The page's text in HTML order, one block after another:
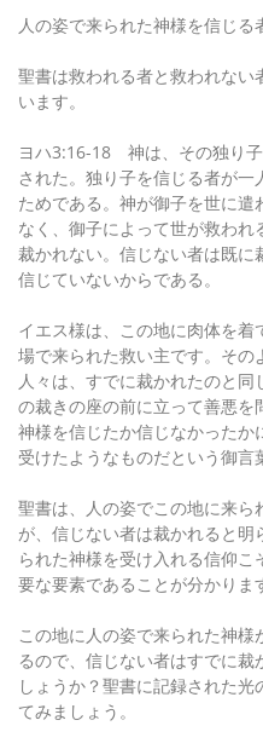
人の姿で来られた神様を信じる
聖書は救われる者と救われない
います。
ヨハ3:16-18 神は、その独り
された。独り子を信じる者が
ためである。神が御子を世に
なく、御子によって世が救わ
裁かれない。信じない者は既
信じていないからである。
イエス様は、この地に肉体を
場で来られた救い主です。そ
人々は、すでに裁かれたのと
の裁きの座の前に立って善悪を
神様を信じたか信じなかった
受けたようなものだという御言
聖書は、人の姿でこの地に来ら
が、信じない者は裁かれると
られた神様を受け入れる信仰
要な要素であることが分かりま
この地に人の姿で来られた神
るので、信じない者はすでに
しょうか？聖書に記録された
てみましょう。